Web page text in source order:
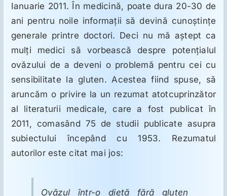
Ianuarie 2011. În medicină, poate dura 20-30 de
ani pentru noile informaţii să devină cunoştinţe
generale printre doctori. Deci nu mă aştept ca
mulţi medici să vorbească despre potenţialul
ovăzului de a deveni o problemă pentru cei cu
sensibilitate la gluten. Acestea fiind spuse, să
aruncăm o privire la un rezumat atotcuprinzător
al literaturii medicale, care a fost publicat în
2011, comasând 75 de studii publicate asupra
subiectului începând cu 1953. Rezumatul
autorilor este citat mai jos:
Ovăzul într-o dietă fără gluten